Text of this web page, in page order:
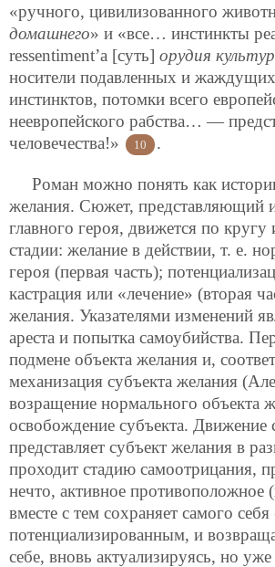
«ручного, цивилизованного
домашнего» и «все… инстинкты
ressentiment’а [суть] орудия
носители подавленных и
инстинктов, потомки всего
неевропейского рабства… —
человечества!»
10 .
Роман можно понять как
желания. Сюжет, представляющий
главного героя, движется по кругу
стадии: желание в действии, т. е.
героя (первая часть);
кастрация или «лечение» (вторая
желания. Указателями изменений
ареста и попытка самоубийства.
подмене объекта желания и,
механизация субъекта желания
возращение нормального объекта
освобождение субъекта. Движение
представляет субъект желания в
проходит стадию самоотрицания,
нечто, активное противоположное
вместе с тем сохраняет самого
потенциализированным, и
себе, вновь актуализируясь, но